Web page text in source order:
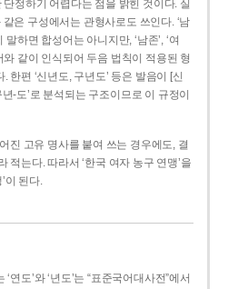
정하기 어렵다는 점을 밝힌 것이다. 실
같은 구성에서는 관형사로도 쓰인다. ‘남
하면 합성어는 아니지만, ‘남존’, ‘여
와 같이 인식되어 두음 법칙이 적용된 형
한편 ‘신년도, 구년도’ 등은 발음이 [신
-­도’로 분석되는 구조이므로 이 규정이
진 고유 명사를 붙여 쓰는 경우에도, 결
적는다. 따라서 ‘한국 여자 농구 연맹’을
이 된다.
연도’와 ‘년도’는 “표준국어대사전”에서